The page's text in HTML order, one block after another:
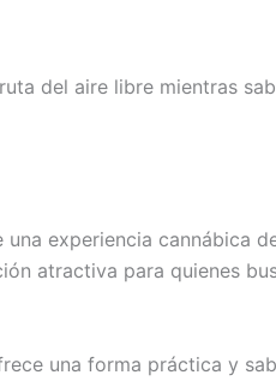
del aire libre mientras
experiencia cannábica
atractiva para quienes
una forma práctica y